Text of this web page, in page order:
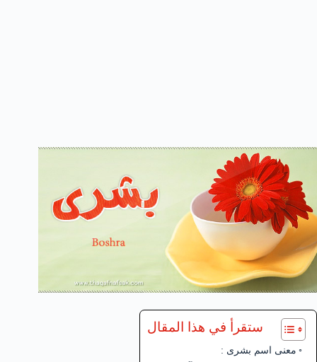
ستقرأ في هذا المقال
معنى اسم بشرى :